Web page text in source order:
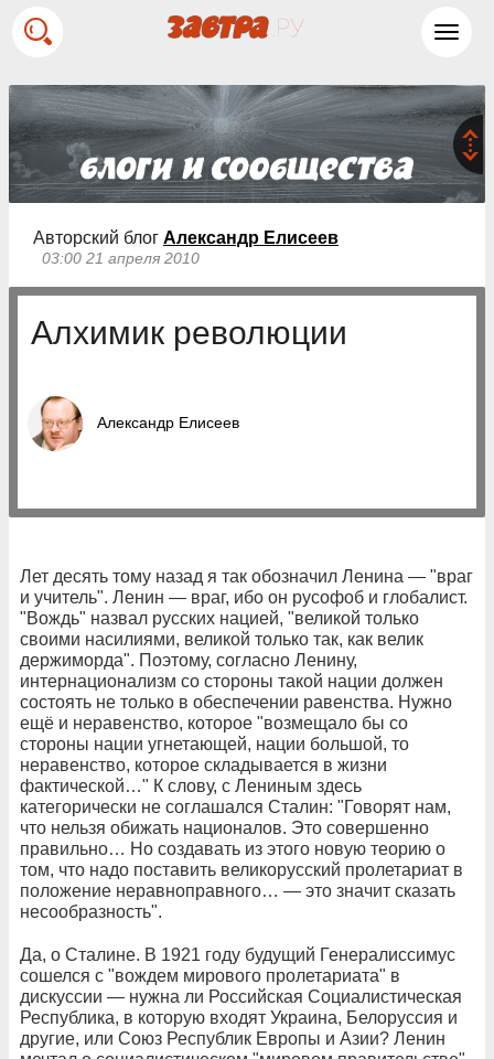
Авторский блог Александр Елисеев
03:00 21 апреля 2010
Алхимик революции
Александр Елисеев
Лет десять тому назад я так обозначил Ленина — "враг
и учитель". Ленин — враг, ибо он русофоб и глобалист.
"Вождь" назвал русских нацией, "великой только
своими насилиями, великой только так, как велик
держиморда". Поэтому, согласно Ленину,
интернационализм со стороны такой нации должен
состоять не только в обеспечении равенства. Нужно
ещё и неравенство, которое "возмещало бы со
стороны нации угнетающей, нации большой, то
неравенство, которое складывается в жизни
фактической…" К слову, с Лениным здесь
категорически не соглашался Сталин: "Говорят нам,
что нельзя обижать националов. Это совершенно
правильно… Но создавать из этого новую теорию о
том, что надо поставить великорусский пролетариат в
положение неравноправного… — это значит сказать
несообразность".
Да, о Сталине. В 1921 году будущий Генералиссимус
сошелся с "вождем мирового пролетариата" в
дискуссии — нужна ли Российская Социалистическая
Республика, в которую входят Украина, Белоруссия и
другие, или Союз Республик Европы и Азии? Ленин